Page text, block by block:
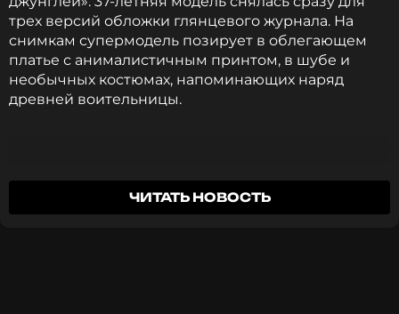
трех версий обложки глянцевого журнала. На
снимкам супермодель позирует в облегающем
платье с анималистичным принтом, в шубе и
необычных костюмах, напоминающих наряд
древней воительницы.
Поклонники остались в восторге от дерзкой
ЧИТАТЬ НОВОСТЬ